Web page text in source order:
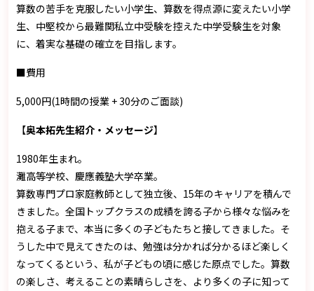
算数の苦手を克服したい小学生、算数を得点源に変えたい小学
生、中堅校から最難関私立中受験を控えた中学受験生を対象
に、着実な基礎の確立を目指します。
■費用
5,000円(1時間の授業 + 30分のご面談)
【奥本拓先生紹介・メッセージ】
1980年生まれ。
灘高等学校、慶應義塾大学卒業。
算数専門プロ家庭教師として独立後、15年のキャリアを積んで
きました。全国トップクラスの成績を誇る子から様々な悩みを
抱える子まで、本当に多くの子どもたちと接してきました。そ
うした中で見えてきたのは、勉強は分かれば分かるほど楽しく
なってくるという、私が子どもの頃に感じた原点でした。算数
の楽しさ、考えることの素晴らしさを、より多くの子に知って